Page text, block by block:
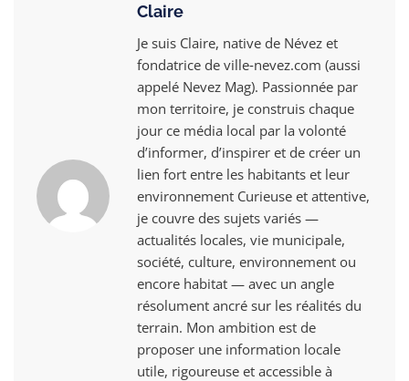
Claire
Je suis Claire, native de Névez et
fondatrice de ville‑nevez.com (aussi
appelé Nevez Mag). Passionnée par
mon territoire, je construis chaque
jour ce média local par la volonté
d’informer, d’inspirer et de créer un
lien fort entre les habitants et leur
environnement Curieuse et attentive,
je couvre des sujets variés —
actualités locales, vie municipale,
société, culture, environnement ou
encore habitat — avec un angle
résolument ancré sur les réalités du
terrain. Mon ambition est de
proposer une information locale
utile, rigoureuse et accessible à